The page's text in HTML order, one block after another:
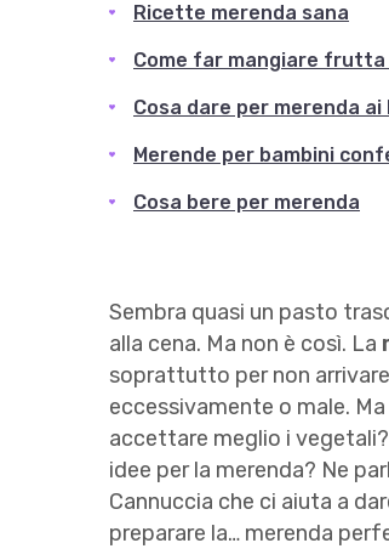
Ricette merenda sana
Come far mangiare frutta
Cosa dare per merenda ai
Merende per bambini
Cosa bere per merenda
Sembra quasi un pasto
alla cena. Ma non è così. La
soprattutto per non
eccessivamente o male.
accettare meglio i vegetali?
idee per la merenda? Ne
Cannuccia che ci aiuta a
preparare la… merenda